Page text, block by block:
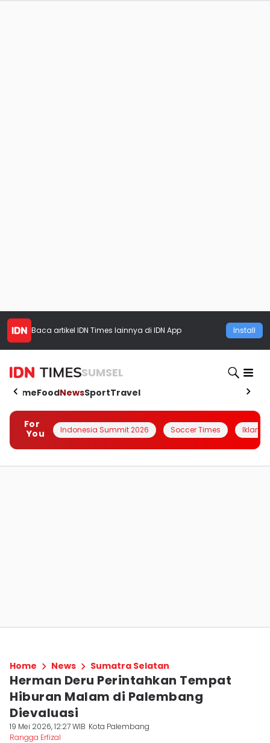
Baca artikel IDN Times lainnya di IDN App Install
SUMSEL
HomeFoodNewsSportTravel
For
You
Indonesia Summit 2026 Soccer Times Iklanin
Home News Sumatra Selatan
Herman Deru Perintahkan Tempat
Hiburan Malam di Palembang
Dievaluasi
19 Mei 2026, 12:27 WIB Kota Palembang
Rangga Erfizal